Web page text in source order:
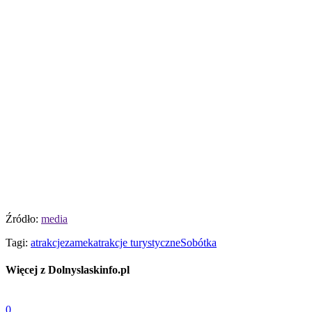
Źródło: media
Tagi: atrakcjezamekatrakcje turystyczneSobótka
Więcej z Dolnyslaskinfo.pl